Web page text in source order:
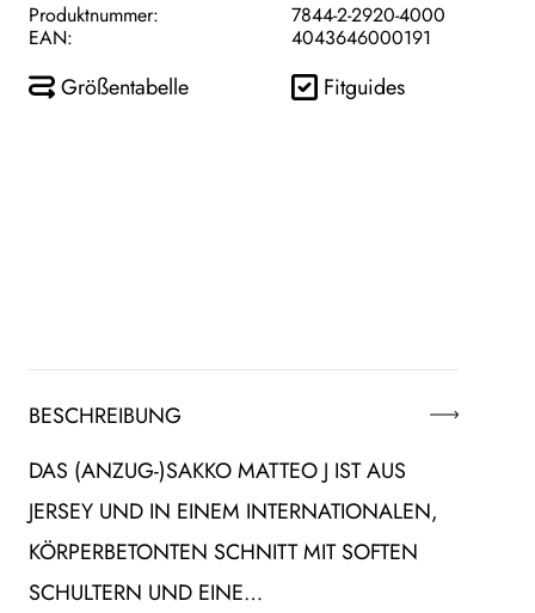
Produktnummer:
7844-2-2920-4000
EAN:
4043646000191
Größentabelle Fitguides
BESCHREIBUNG
DAS (ANZUG-)SAKKO MATTEO J IST AUS
JERSEY UND IN EINEM INTERNATIONALEN,
KÖRPERBETONTEN SCHNITT MIT SOFTEN
SCHULTERN UND EINE…